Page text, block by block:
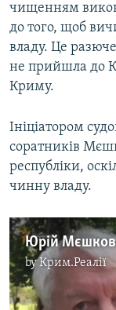
чищенням
до того, щоб
владу. Це
не прийшла до
Криму.
Ініціатором
соратників
республіки,
чинну владу.
byКрим.Реалії
No